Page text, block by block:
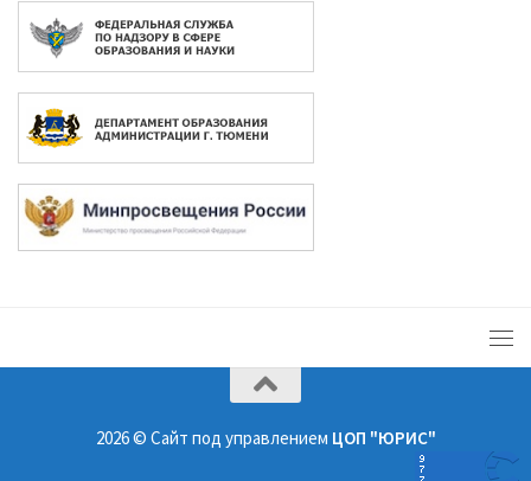
2026 © Сайт под управлением ЦОП "ЮРИС"